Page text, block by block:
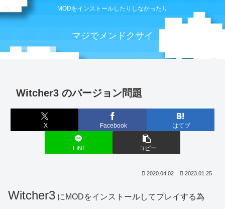
MODをインストールしたりしなかったり
マジでメンドクサイ
Witcher3 のバージョン問題
X Facebook はてブ
LINE コピー
2020.04.02 2023.01.25
Witcher3 にMODをインストールしてプレイする為